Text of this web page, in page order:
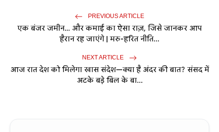
PREVIOUS ARTICLE
एक बंजर जमीन… और कमाई का ऐसा राज़, जिसे जानकर आप
हैरान रह जाएंगे | मरु-हरित नीति...
NEXT ARTICLE
आज रात देश को मिलेगा खास संदेश—क्या है अंदर की बात? संसद में
अटके बड़े बिल के बा...